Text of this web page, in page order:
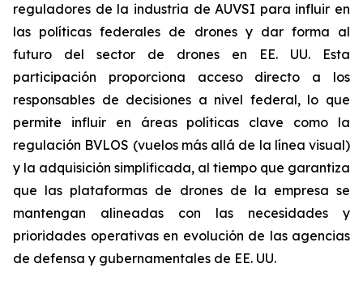
reguladores de la industria de AUVSI para influir en
las políticas federales de drones y dar forma al
futuro del sector de drones en EE. UU. Esta
participación proporciona acceso directo a los
responsables de decisiones a nivel federal, lo que
permite influir en áreas políticas clave como la
regulación BVLOS (vuelos más allá de la línea visual)
y la adquisición simplificada, al tiempo que garantiza
que las plataformas de drones de la empresa se
mantengan alineadas con las necesidades y
prioridades operativas en evolución de las agencias
de defensa y gubernamentales de EE. UU.